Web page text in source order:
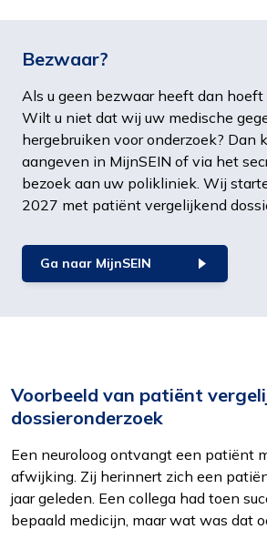
stemmen op uw wensen en
Bezwaar?
Als u geen bezwaar heeft dan hoeft
Wilt u niet dat wij uw medische
hergebruiken voor onderzoek? Dan
aangeven in MijnSEIN of via het
bezoek aan uw polikliniek. Wij
2027 met patiënt vergelijkend
Ga naar MijnSEIN
Voorbeeld van patiënt
dossieronderzoek
Een neuroloog ontvangt een patiënt
afwijking. Zij herinnert zich een
jaar geleden. Een collega had toen
bepaald medicijn, maar wat was dat